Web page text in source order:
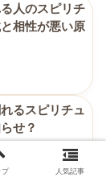
人のスピリチ
相性が悪い原
るスピリチュ
せ？
プ 人気記事